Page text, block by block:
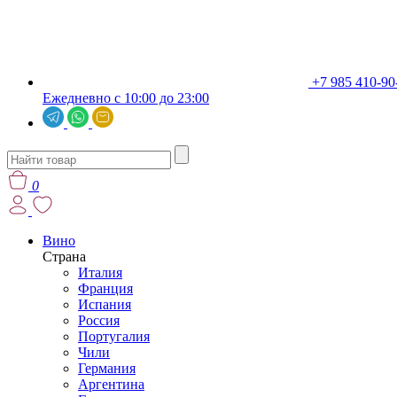
+7 985 410-
Ежедневно с 10:00 до 23:00
0
Вино
Страна
Италия
Франция
Испания
Россия
Португалия
Чили
Германия
Аргентина